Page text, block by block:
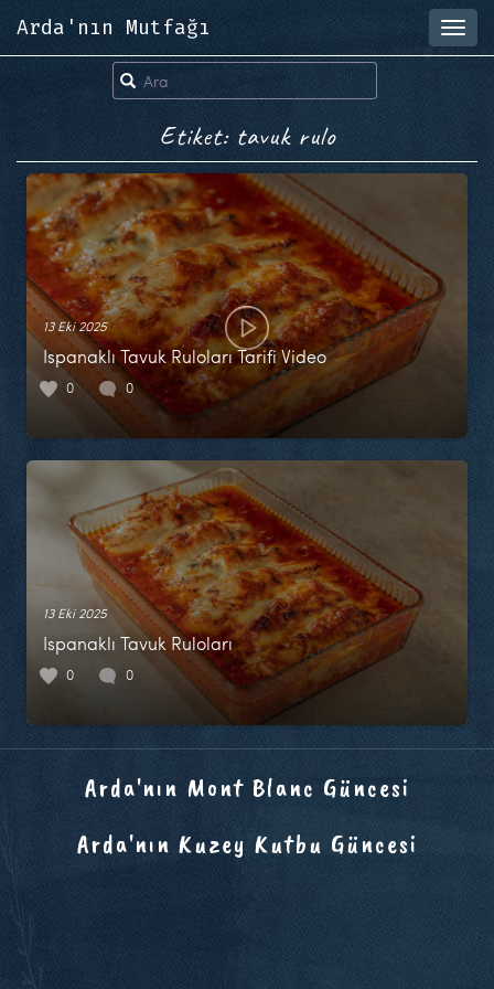
Arda'nın Mutfağı
Etiket: tavuk rulo
13 Eki 2025
Ispanaklı Tavuk Ruloları Tarifi Video
0 0
13 Eki 2025
Ispanaklı Tavuk Ruloları
0 0
Arda'nın Mont Blanc Güncesi
Arda'nın Kuzey Kutbu Güncesi